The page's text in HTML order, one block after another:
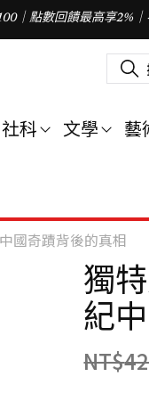
｜點數回饋最高享2%
搜
尋
字
社科 文學 藝
國奇蹟背後的真相
獨
紀
NT$